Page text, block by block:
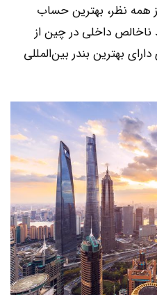
همه نظر، بهترین حساب
ناخالص داخلی در چین از
بهترین بندر بین‌المللی